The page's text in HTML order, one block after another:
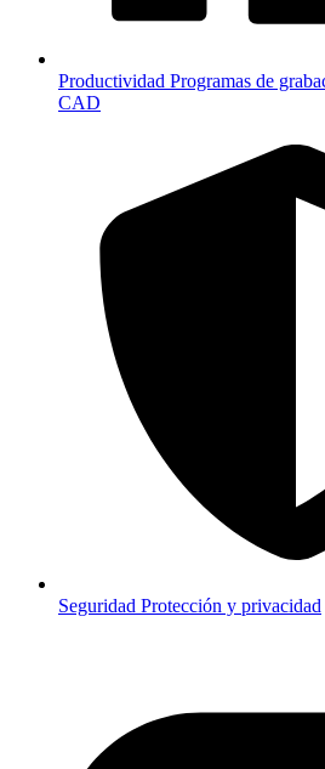
Productividad Programas de
CAD
Seguridad Protección y privacidad